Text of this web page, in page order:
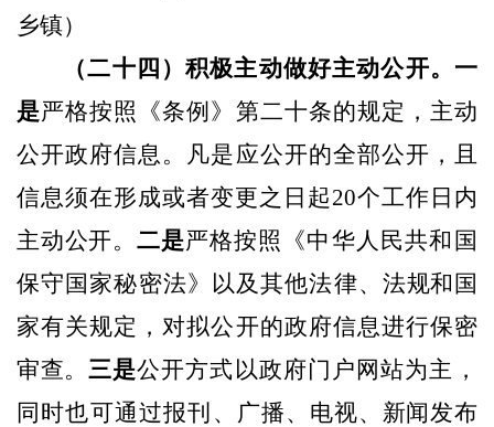
乡镇）
（二十四）积极主动做好主动公开。一
是严格按照《条例》第二十条的规定，主动
公开政府信息。凡是应公开的全部公开，且
信息须在形成或者变更之日起20个工作日内
主动公开。 二是严格按照《中华人民共和国
保守国家秘密法》以及其他法律、 法规和国
家有关规定，对拟公开的政府信息进行保密
审查。三是公开方式以政府门户网站为主，
同时也可通过报刊、广播、 电视、新闻发布